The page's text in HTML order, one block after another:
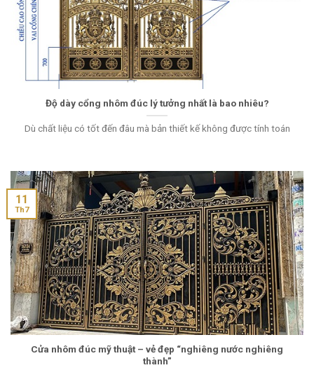
Độ dày cổng nhôm đúc lý tưởng nhất là bao nhiêu?
Dù chất liệu có tốt đến đâu mà bản thiết kế không được tính toán
Cửa nhôm đúc mỹ thuật – vẻ đẹp “nghiêng nước nghiêng
thành”
11
Th7